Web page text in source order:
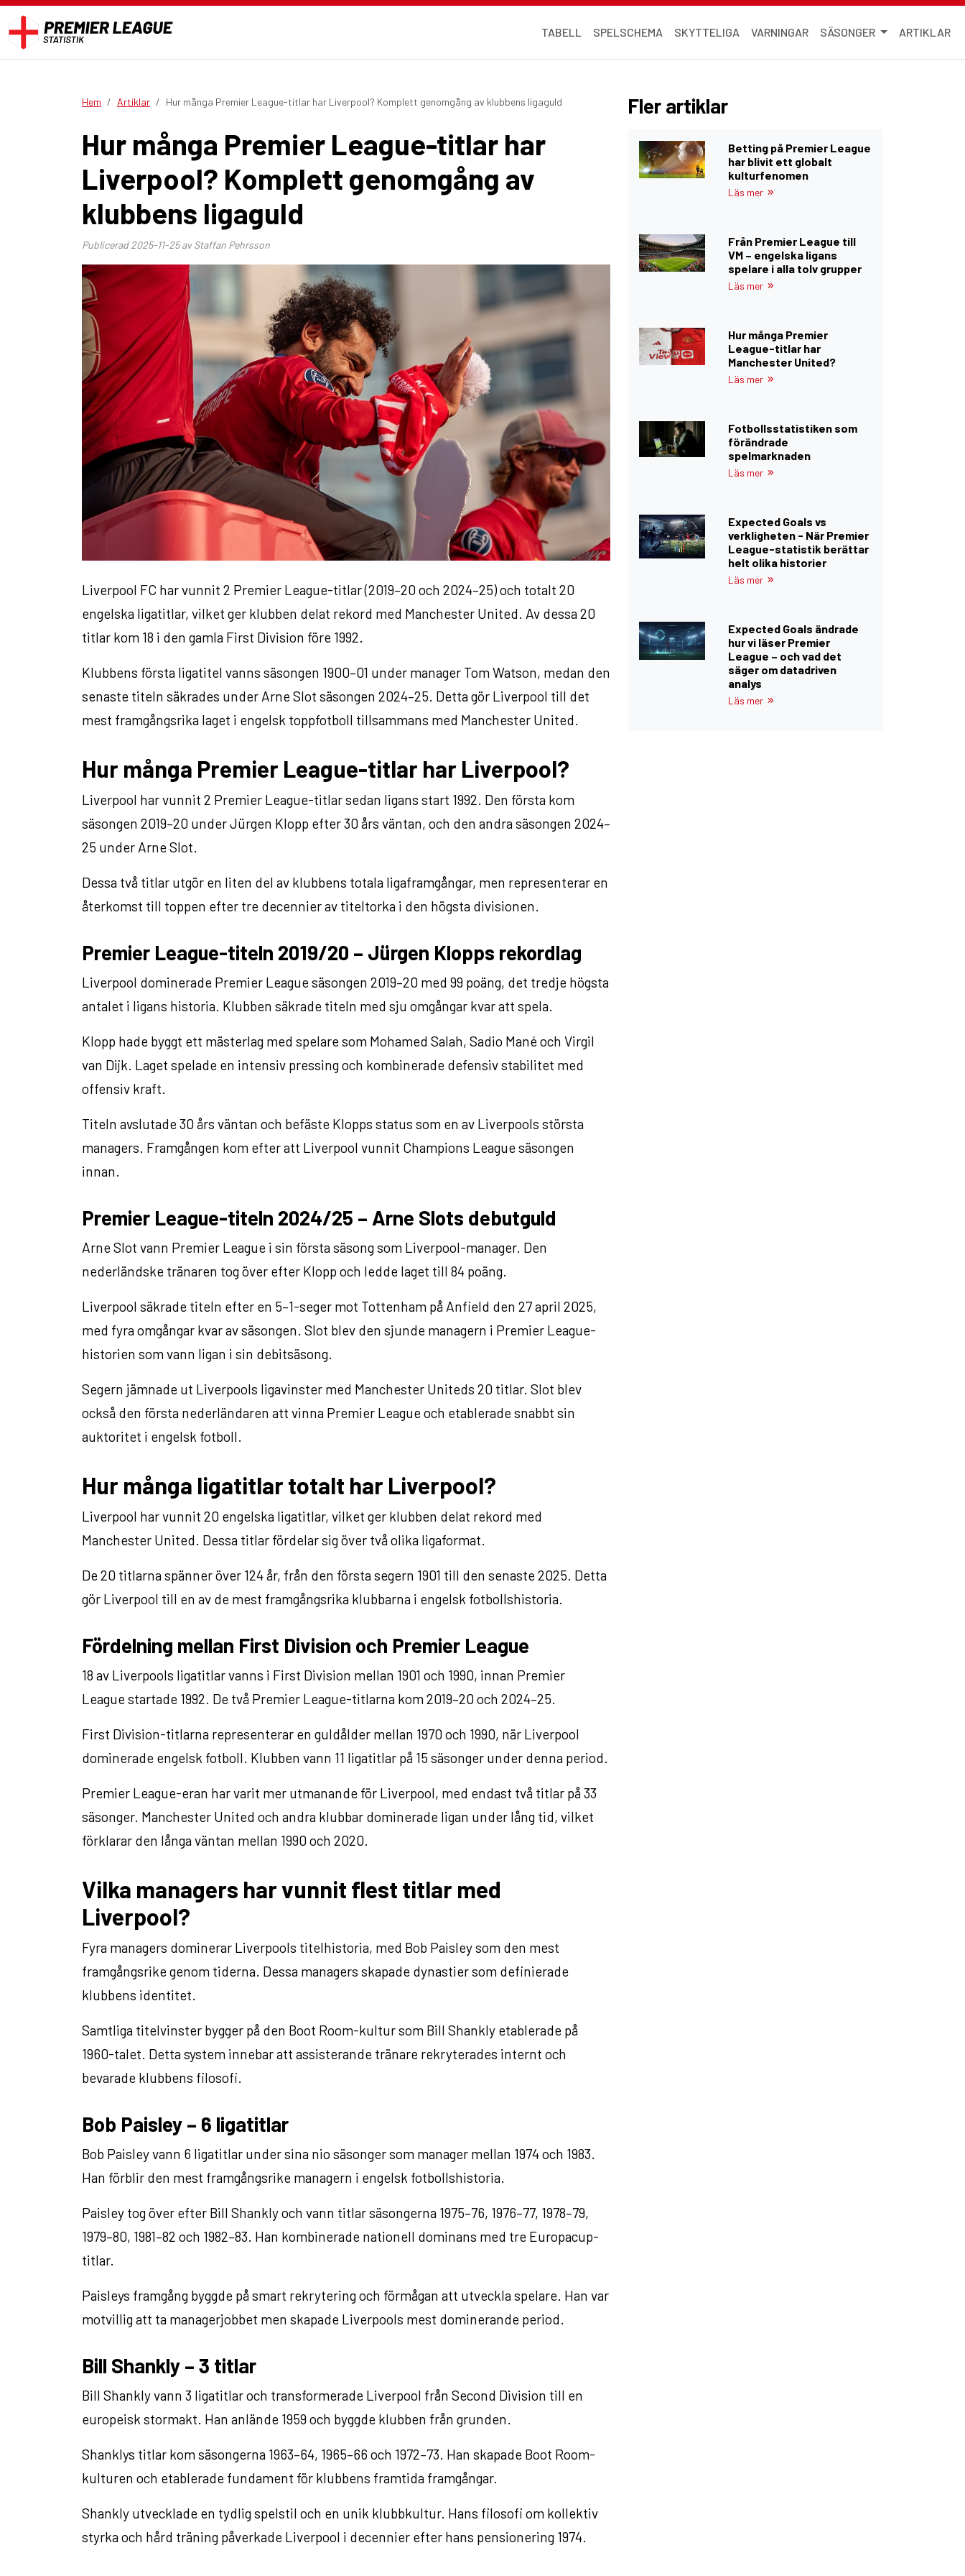
TABELL SPELSCHEMA SKYTTELIGA VARNINGAR SÄSONGER ARTIKLAR
Hem Artiklar Hur många Premier League-titlar har Liverpool? Komplett genomgång av klubbens ligaguld
Hur många Premier League-titlar har
Liverpool? Komplett genomgång av
klubbens ligaguld
Publicerad2025-11-25av Staffan Pehrsson
Liverpool FC har vunnit 2 Premier League-titlar (2019–20 och 2024–25) och totalt 20
engelska ligatitlar, vilket ger klubben delat rekord med Manchester United. Av dessa 20
titlar kom 18 i den gamla First Division före 1992.
Klubbens första ligatitel vanns säsongen 1900–01 under manager Tom Watson, medan den
senaste titeln säkrades under Arne Slot säsongen 2024–25. Detta gör Liverpool till det
mest framgångsrika laget i engelsk toppfotboll tillsammans med Manchester United.
Hur många Premier League-titlar har Liverpool?
Liverpool har vunnit 2 Premier League-titlar sedan ligans start 1992. Den första kom
säsongen 2019–20 under Jürgen Klopp efter 30 års väntan, och den andra säsongen 2024–
25 under Arne Slot.
Dessa två titlar utgör en liten del av klubbens totala ligaframgångar, men representerar en
återkomst till toppen efter tre decennier av titeltorka i den högsta divisionen.
Premier League-titeln 2019/20 – Jürgen Klopps rekordlag
Liverpool dominerade Premier League säsongen 2019–20 med 99 poäng, det tredje högsta
antalet i ligans historia. Klubben säkrade titeln med sju omgångar kvar att spela.
Klopp hade byggt ett mästerlag med spelare som Mohamed Salah, Sadio Mané och Virgil
van Dijk. Laget spelade en intensiv pressing och kombinerade defensiv stabilitet med
offensiv kraft.
Titeln avslutade 30 års väntan och befäste Klopps status som en av Liverpools största
managers. Framgången kom efter att Liverpool vunnit Champions League säsongen
innan.
Premier League-titeln 2024/25 – Arne Slots debutguld
Arne Slot vann Premier League i sin första säsong som Liverpool-manager. Den
nederländske tränaren tog över efter Klopp och ledde laget till 84 poäng.
Liverpool säkrade titeln efter en 5–1-seger mot Tottenham på Anfield den 27 april 2025,
med fyra omgångar kvar av säsongen. Slot blev den sjunde managern i Premier League-
historien som vann ligan i sin debitsäsong.
Segern jämnade ut Liverpools ligavinster med Manchester Uniteds 20 titlar. Slot blev
också den första nederländaren att vinna Premier League och etablerade snabbt sin
auktoritet i engelsk fotboll.
Hur många ligatitlar totalt har Liverpool?
Liverpool har vunnit 20 engelska ligatitlar, vilket ger klubben delat rekord med
Manchester United. Dessa titlar fördelar sig över två olika ligaformat.
De 20 titlarna spänner över 124 år, från den första segern 1901 till den senaste 2025. Detta
gör Liverpool till en av de mest framgångsrika klubbarna i engelsk fotbollshistoria.
Fördelning mellan First Division och Premier League
18 av Liverpools ligatitlar vanns i First Division mellan 1901 och 1990, innan Premier
League startade 1992. De två Premier League-titlarna kom 2019–20 och 2024–25.
First Division-titlarna representerar en guldålder mellan 1970 och 1990, när Liverpool
dominerade engelsk fotboll. Klubben vann 11 ligatitlar på 15 säsonger under denna period.
Premier League-eran har varit mer utmanande för Liverpool, med endast två titlar på 33
säsonger. Manchester United och andra klubbar dominerade ligan under lång tid, vilket
förklarar den långa väntan mellan 1990 och 2020.
Vilka managers har vunnit flest titlar med
Liverpool?
Fyra managers dominerar Liverpools titelhistoria, med Bob Paisley som den mest
framgångsrike genom tiderna. Dessa managers skapade dynastier som definierade
klubbens identitet.
Samtliga titelvinster bygger på den Boot Room-kultur som Bill Shankly etablerade på
1960-talet. Detta system innebar att assisterande tränare rekryterades internt och
bevarade klubbens filosofi.
Bob Paisley – 6 ligatitlar
Bob Paisley vann 6 ligatitlar under sina nio säsonger som manager mellan 1974 och 1983.
Han förblir den mest framgångsrike managern i engelsk fotbollshistoria.
Paisley tog över efter Bill Shankly och vann titlar säsongerna 1975–76, 1976–77, 1978–79,
1979–80, 1981–82 och 1982–83. Han kombinerade nationell dominans med tre Europacup-
titlar.
Paisleys framgång byggde på smart rekrytering och förmågan att utveckla spelare. Han var
motvillig att ta managerjobbet men skapade Liverpools mest dominerande period.
Bill Shankly – 3 titlar
Bill Shankly vann 3 ligatitlar och transformerade Liverpool från Second Division till en
europeisk stormakt. Han anlände 1959 och byggde klubben från grunden.
Shanklys titlar kom säsongerna 1963–64, 1965–66 och 1972–73. Han skapade Boot Room-
kulturen och etablerade fundament för klubbens framtida framgångar.
Shankly utvecklade en tydlig spelstil och en unik klubbkultur. Hans filosofi om kollektiv
styrka och hård träning påverkade Liverpool i decennier efter hans pensionering 1974.
Fler artiklar
Betting på Premier League
har blivit ett globalt
kulturfenomen
Läs mer
Från Premier League till
VM – engelska ligans
spelare i alla tolv grupper
Läs mer
Hur många Premier
League-titlar har
Manchester United?
Läs mer
Fotbollsstatistiken som
förändrade
spelmarknaden
Läs mer
Expected Goals vs
verkligheten - När Premier
League-statistik berättar
helt olika historier
Läs mer
Expected Goals ändrade
hur vi läser Premier
League – och vad det
säger om datadriven
analys
Läs mer